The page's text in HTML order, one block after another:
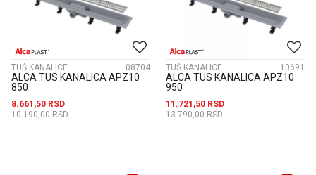
TUŠ KANALICE 08704
ALCA TUS KANALICA APZ10
850
8.661,50 RSD
10.190,00RSD
TUŠ KANALICE 10691
ALCA TUS KANALICA APZ10
950
11.721,50 RSD
13.790,00RSD